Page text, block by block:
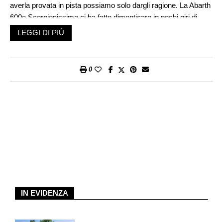
averla provata in pista possiamo solo dargli ragione. La Abarth
600e Scorpionissima ci ha fatto dimenticare in pochi giri di
essere al volante di una vettura a zero emissioni. Ma allora la
corsa all’elettrico continua? «Ci sono due alternative: o
elettriche…», ha risposto Gaetano Thorel.
presidente di Acea ha lanciato l’allarme poche settimane fa:
LEGGI DI PIÙ
0
IN EVIDENZA